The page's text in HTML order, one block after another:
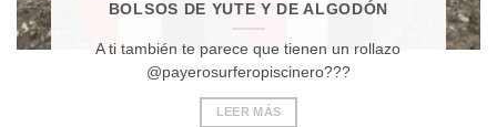
BOLSOS DE YUTE Y DE ALGODÓN
A ti también te parece que tienen un rollazo
@payerosurferopiscinero???
LEER MÁS